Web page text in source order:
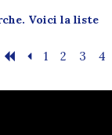
Voici la liste
1 2 3 4